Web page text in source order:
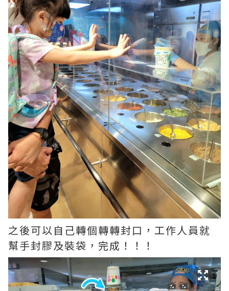
之後可以自己轉個轉轉封口，工作人員就
幫手封膠及裝袋，完成！！！